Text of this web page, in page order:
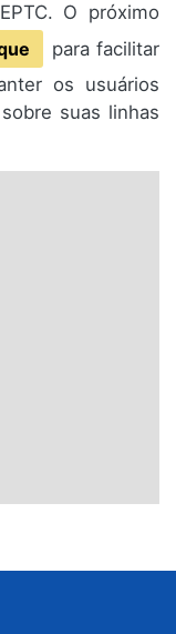
O próximo
para facilitar
os usuários
suas linhas